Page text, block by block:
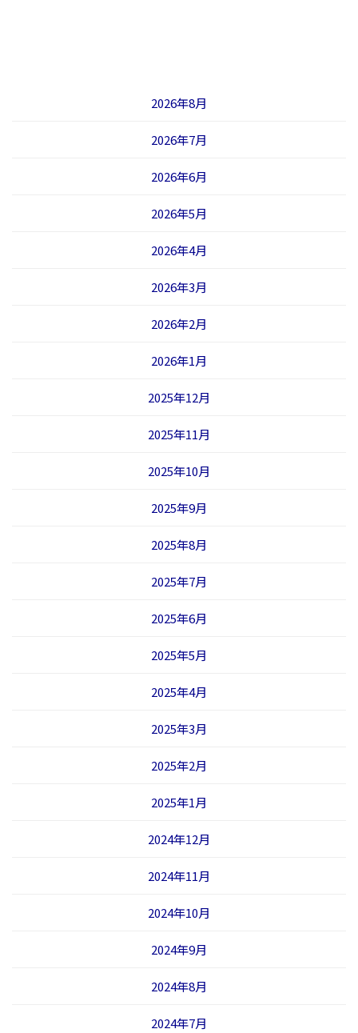
2026年8月
2026年7月
2026年6月
2026年5月
2026年4月
2026年3月
2026年2月
2026年1月
2025年12月
2025年11月
2025年10月
2025年9月
2025年8月
2025年7月
2025年6月
2025年5月
2025年4月
2025年3月
2025年2月
2025年1月
2024年12月
2024年11月
2024年10月
2024年9月
2024年8月
2024年7月